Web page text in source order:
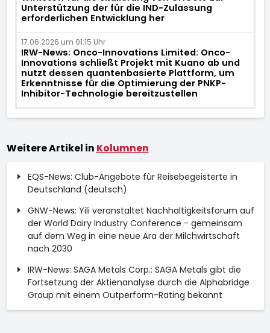
Unterstützung der für die IND-Zulassung
erforderlichen Entwicklung her
17.06.2026 um 01:15 Uhr
IRW-News: Onco-Innovations Limited: Onco-
Innovations schließt Projekt mit Kuano ab und
nutzt dessen quantenbasierte Plattform, um
Erkenntnisse für die Optimierung der PNKP-
Inhibitor-Technologie bereitzustellen
Weitere Artikel in Kolumnen
EQS-News: Club-Angebote für Reisebegeisterte in
Deutschland (deutsch)
GNW-News: Yili veranstaltet Nachhaltigkeitsforum auf
der World Dairy Industry Conference - gemeinsam
auf dem Weg in eine neue Ära der Milchwirtschaft
nach 2030
IRW-News: SAGA Metals Corp.: SAGA Metals gibt die
Fortsetzung der Aktienanalyse durch die Alphabridge
Group mit einem Outperform-Rating bekannt